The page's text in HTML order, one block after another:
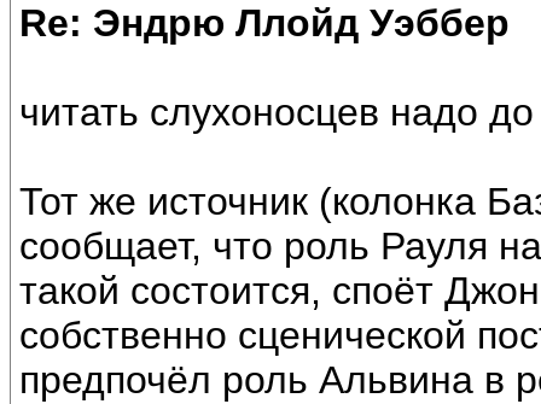
Re: Эндрю Ллойд Уэббер
читать слухоносцев надо
Тот же источник (колонка
сообщает, что роль Рауля
такой состоится, споёт
собственно сценической
предпочёл роль Альвина в